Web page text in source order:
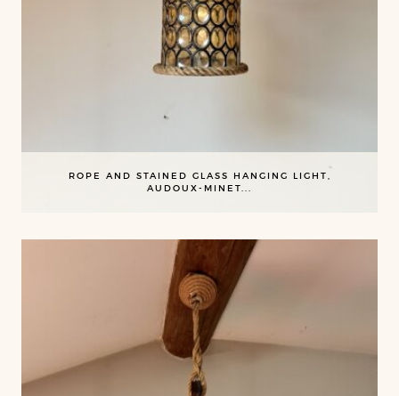
ROPE AND STAINED GLASS HANGING LIGHT,
AUDOUX-MINET...